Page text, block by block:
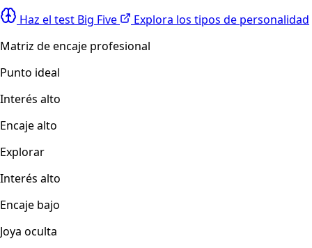
Haz el test Big Five
Explora los tipos de personalidad
Matriz de encaje profesional
Punto ideal
Interés alto
Encaje alto
Explorar
Interés alto
Encaje bajo
Joya oculta